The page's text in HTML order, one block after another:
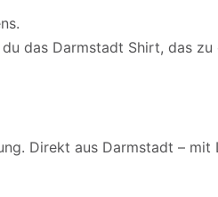
das Darmstadt Shirt, das zu
Direkt aus Darmstadt –